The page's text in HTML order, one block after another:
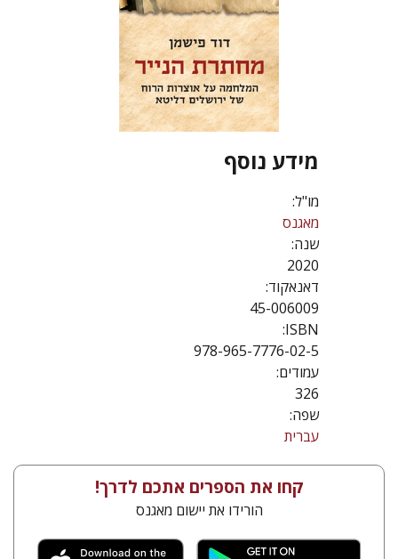
מידע נוסף
מו"ל:
מאגנס
שנה:
2020
דאנאקוד:
45-006009
ISBN:
978-965-7776-02-5
עמודים:
326
שפה:
עברית
קחו את הספרים אתכם לדרך!
הורידו את יישום מאגנס